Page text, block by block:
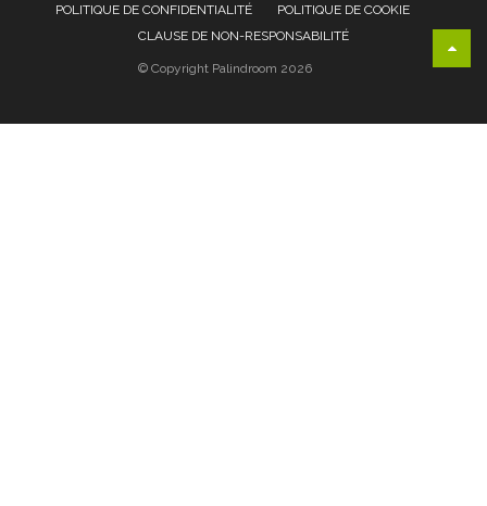
POLITIQUE DE CONFIDENTIALITÉ
POLITIQUE DE COOKIE
CLAUSE DE NON-RESPONSABILITÉ
© Copyright Palindroom 2026